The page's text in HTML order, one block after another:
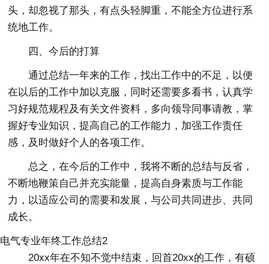
头，却忽视了那头，有点头轻脚重，不能全方位进行系
统地工作。
四、今后的打算
通过总结一年来的工作，找出工作中的不足，以便
在以后的工作中加以克服，同时还需要多看书，认真学
习好规范规程及有关文件资料，多向领导同事请教，掌
握好专业知识，提高自己的工作能力，加强工作责任
感，及时做好个人的各项工作。
总之，在今后的工作中，我将不断的总结与反省，
不断地鞭策自己并充实能量，提高自身素质与工作能
力，以适应公司的需要和发展，与公司共同进步、共同
成长。
电气专业年终工作总结2
20xx年在不知不觉中结束，回首20xx的工作，有硕